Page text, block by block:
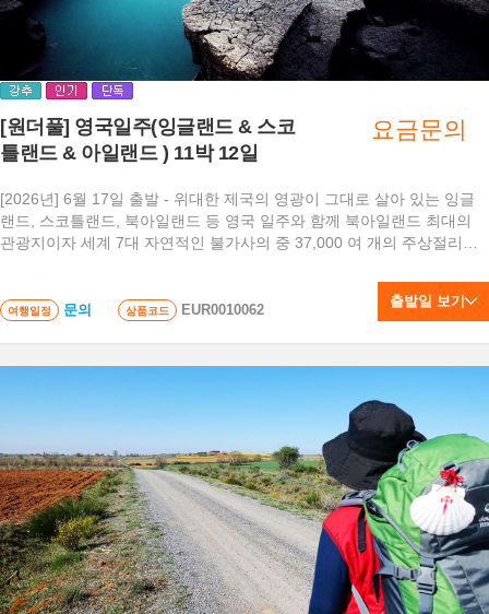
[원더풀] 영국일주(잉글랜드 & 스코
틀랜드 & 아일랜드 ) 11박 12일
[2026년] 6월 17일 출발 - 위대한 제국의 영광이 그대로 살아 있는 잉글
랜드, 스코틀랜드, 북아일랜드 등 영국 일주와 함께 북아일랜드 최대의
관광지이자 세계 7대 자연적인 불가사의 중 37,000 여 개의 주상절리가
운 해안도로 10곳 중 하나인 석회암 절벽 버렌마운틴! 아일랜드의 숨겨진
성지 위클로우 및 빙하호수, 스코틀랜드의 애딘버러, 글래스고, 비틀즈
여행일정 문의 상품코드 EUR0010062
요금문의
출발일 보기